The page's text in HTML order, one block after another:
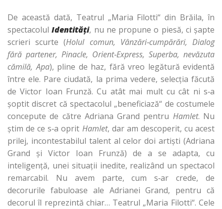
De această dată, Teatrul „Maria Filotti“ din Brăila, în
spectacolulIdentităţi, nu ne propune o piesă, ci şapte
scrieri scurte (Holul comun, Vânzări‑cumpărări, Dialog
fără partener, Pinacle, Orient‑Express, Superba, nevăzuta
cămilă, Apa), pline de haz, fără vreo legătură evidentă
între ele. Pare ciudată, la prima vedere, selecţia făcută
de Victor Ioan Frunză. Cu atât mai mult cu cât ni s‑a
şoptit discret că spectacolul „beneficiază“ de costumele
concepute de către Adriana Grand pentru Hamlet. Nu
ştim de ce s‑a oprit Hamlet, dar am descoperit, cu acest
prilej, incontestabilul talent al celor doi artişti (Adriana
Grand şi Victor Ioan Frunză) de a se adapta, cu
inteligenţă, unei situaţii inedite, realizând un spectacol
remarcabil. Nu avem parte, cum s‑ar crede, de
decorurile fabuloase ale Adrianei Grand, pentru că
decorul îl reprezintă chiar… Teatrul „Maria Filotti“. Cele